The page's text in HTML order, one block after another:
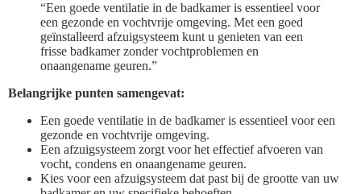
“Een goede ventilatie in de badkamer is essentieel voor
een gezonde en vochtvrije omgeving. Met een goed
geïnstalleerd afzuigsysteem kunt u genieten van een
frisse badkamer zonder vochtproblemen en
onaangename geuren.”
Belangrijke punten samengevat:
Een goede ventilatie in de badkamer is essentieel voor een
gezonde en vochtvrije omgeving.
Een afzuigsysteem zorgt voor het effectief afvoeren van
vocht, condens en onaangename geuren.
Kies voor een afzuigsysteem dat past bij de grootte van uw